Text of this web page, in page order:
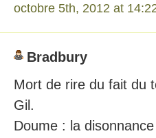
octobre 5th, 2012 at
Bradbury
Mort de rire du fait du
Gil.
Doume : la